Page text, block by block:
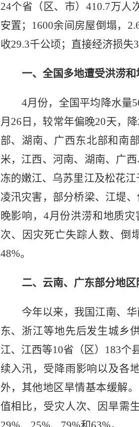
24个省（区、市）410.7万人
安置；1600余间房屋倒塌，
收29.3千公顷；直接经济损失
一、全国多地遭受洪涝
4月份，全国平均降水量
月26日，较常年偏晚20天，
部、湖南、广西东北部和南
米，江西、河南、湖南、广
冻的嫩江、乌苏里江及松花
凌汛灾害，部分桥梁、江堤
晚影响，4月份洪涝和地质
次、因灾死亡失踪人数、倒
48%。
二、云南、广东部分地
今年以来，我国江南、
东、浙江等地先后发生城乡
江、江西等10省（区）183个
续入汛，受降雨影响以及各
外，其他地区旱情基本缓解
值相比，受灾人次、因旱需